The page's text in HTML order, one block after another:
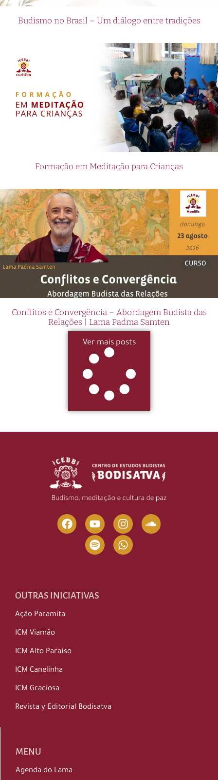
Budismo no Brasil – Um diálogo entre tradições
Formação em Meditação para Crianças
Conflitos e Convergência – Abordagem Budista das
Relações | Lama Padma Samten
Ver mais posts
OUTRAS INICIATIVAS
Ação Paramita
ICM Viamão
ICM Alto Paraíso
ICM Canelinha
ICM Graciosa
Revista y Editorial Bodisatva
MENU
Agenda do Lama